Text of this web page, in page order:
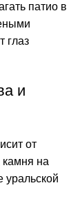
патио в
глаз
и
от
камня на
уральской